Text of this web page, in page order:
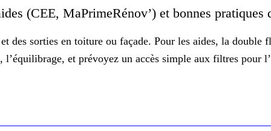
(CEE, MaPrimeRénov’) et bonnes
des sorties en toiture ou façade. Pour les aides, la double
, l’équilibrage, et prévoyez un accès simple aux filtres pour